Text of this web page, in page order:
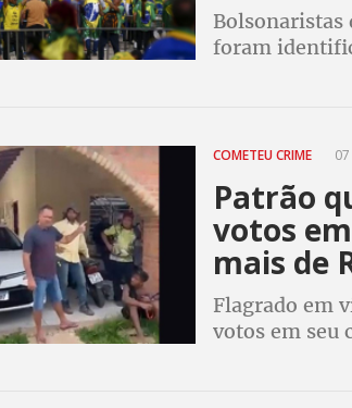
Bolsonaristas
foram
COMETEU CRIME
Patrão
votos
mais de
Flagrado em
votos em seu